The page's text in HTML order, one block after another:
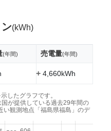
(kWh)
(年間) 売電量(年間)
+4,660kWh
したグラフです。
が提供している過去29年間の
い観測地点「福島県福島」のデ